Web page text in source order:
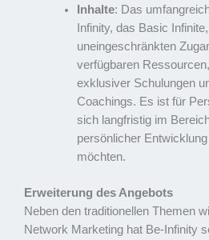
Inhalte: Das
Infinity, das Basic
uneingeschränkten
verfügbaren
exklusiver Schulungen
Coachings. Es ist für
sich langfristig im
persönlicher
möchten.
Erweiterung des Angebots
Neben den traditionellen Themen
Network Marketing hat Be-Infinity